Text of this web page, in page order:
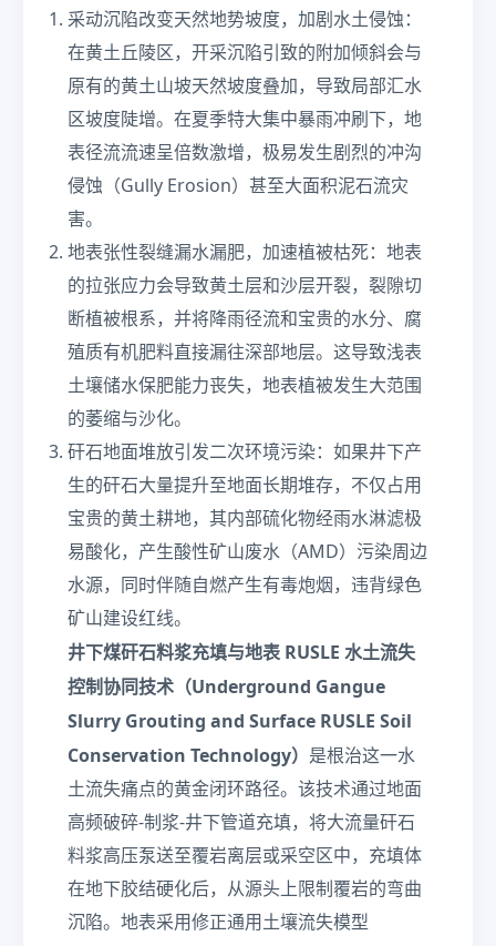
采动沉陷改变天然地势坡度，加剧水土侵蚀：
在黄土丘陵区，开采沉陷引致的附加倾斜会与
原有的黄土山坡天然坡度叠加，导致局部汇水
区坡度陡增。在夏季特大集中暴雨冲刷下，地
表径流流速呈倍数激增，极易发生剧烈的冲沟
侵蚀（Gully Erosion）甚至大面积泥石流灾
害。
地表张性裂缝漏水漏肥，加速植被枯死：地表
的拉张应力会导致黄土层和沙层开裂，裂隙切
断植被根系，并将降雨径流和宝贵的水分、腐
殖质有机肥料直接漏往深部地层。这导致浅表
土壤储水保肥能力丧失，地表植被发生大范围
的萎缩与沙化。
矸石地面堆放引发二次环境污染：如果井下产
生的矸石大量提升至地面长期堆存，不仅占用
宝贵的黄土耕地，其内部硫化物经雨水淋滤极
易酸化，产生酸性矿山废水（AMD）污染周边
水源，同时伴随自燃产生有毒炮烟，违背绿色
矿山建设红线。
井下煤矸石料浆充填与地表 RUSLE 水土流失
控制协同技术（Underground Gangue
Slurry Grouting and Surface RUSLE Soil
Conservation Technology） 是根治这一水
土流失痛点的黄金闭环路径。该技术通过地面
高频破碎-制浆-井下管道充填，将大流量矸石
料浆高压泵送至覆岩离层或采空区中，充填体
在地下胶结硬化后，从源头上限制覆岩的弯曲
沉陷。地表采用修正通用土壤流失模型